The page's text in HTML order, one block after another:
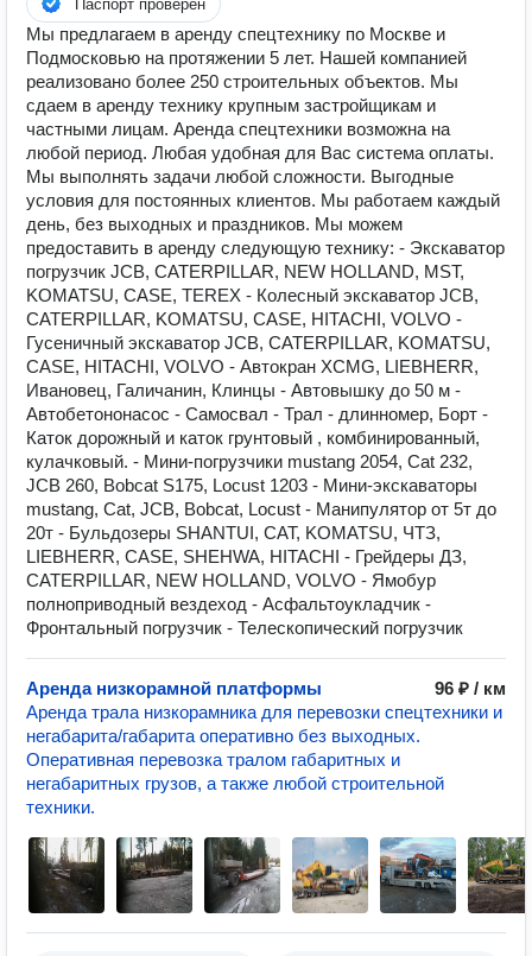
Паспорт проверен
Мы предлагаем в аренду спецтехнику по Москве и
Подмосковью на протяжении 5 лет. Нашей компанией
реализовано более 250 строительных объектов. Мы
сдаем в аренду технику крупным застройщикам и
частными лицам. Аренда спецтехники возможна на
любой период. Любая удобная для Вас система оплаты.
Мы выполнять задачи любой сложности. Выгодные
условия для постоянных клиентов. Мы работаем каждый
день, без выходных и праздников. Мы можем
предоставить в аренду следующую технику: - Экскаватор
погрузчик JCB, CATERPILLAR, NEW HOLLAND, MST,
KOMATSU, CASE, TEREX - Колесный экскаватор JCB,
CATERPILLAR, KOMATSU, CASE, HITACHI, VOLVO -
Гусеничный экскаватор JCB, CATERPILLAR, KOMATSU,
CASE, HITACHI, VOLVO - Автокран XCMG, LIEBHERR,
Ивановец, Галичанин, Клинцы - Автовышку до 50 м -
Автобетононасос - Самосвал - Трал - длинномер, Борт -
Каток дорожный и каток грунтовый , комбинированный,
кулачковый. - Мини-погрузчики mustang 2054, Cat 232,
JCB 260, Bobcat S175, Locust 1203 - Мини-экскаваторы
mustang, Cat, JCB, Bobcat, Locust - Манипулятор от 5т до
20т - Бульдозеры SHANTUI, CAT, KOMATSU, ЧТЗ,
LIEBHERR, CASE, SHEHWA, HITACHI - Грейдеры ДЗ,
CATERPILLAR, NEW HOLLAND, VOLVO - Ямобур
полноприводный вездеход - Асфальтоукладчик -
Фронтальный погрузчик - Телескопический погрузчик
Аренда низкорамной платформы
96 ₽ / км
Аренда трала низкорамника для перевозки спецтехники и
негабарита/габарита оперативно без выходных.
Оперативная перевозка тралом габаритных и
негабаритных грузов, а также любой строительной
техники.